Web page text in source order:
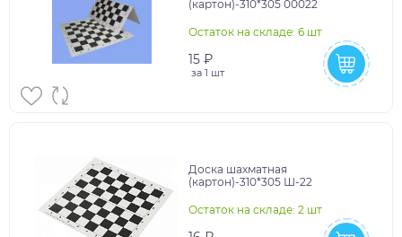
(картон)-310*305 00022
Остаток на складе: 6 шт
15 ₽
за 1 шт
Доска шахматная
(картон)-310*305 Ш-22
Остаток на складе: 2 шт